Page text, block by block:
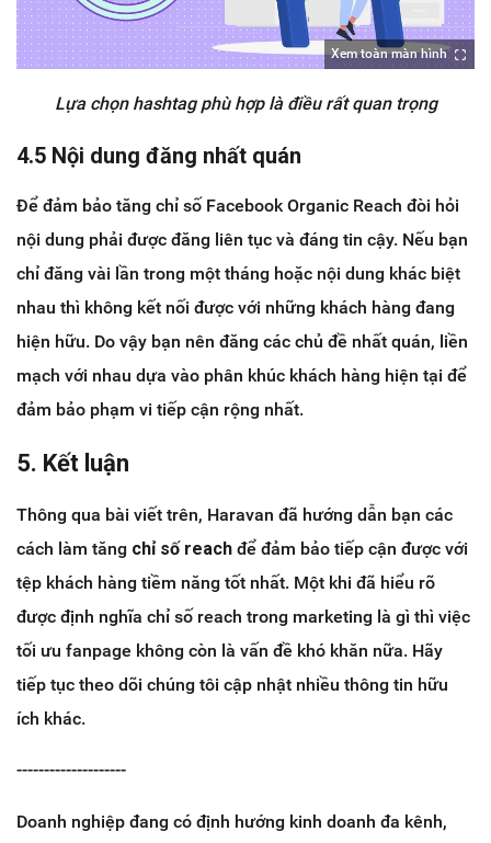
Xem toàn màn hình
Lựa chọn hashtag phù hợp là điều rất quan trọng
4.5 Nội dung đăng nhất quán
Để đảm bảo tăng chỉ số Facebook Organic Reach đòi hỏi
nội dung phải được đăng liên tục và đáng tin cậy. Nếu bạn
chỉ đăng vài lần trong một tháng hoặc nội dung khác biệt
nhau thì không kết nối được với những khách hàng đang
hiện hữu. Do vậy bạn nên đăng các chủ đề nhất quán, liền
mạch với nhau dựa vào phân khúc khách hàng hiện tại để
đảm bảo phạm vi tiếp cận rộng nhất.
5. Kết luận
Thông qua bài viết trên, Haravan đã hướng dẫn bạn các
cách làm tăng chỉ số reach để đảm bảo tiếp cận được với
tệp khách hàng tiềm năng tốt nhất. Một khi đã hiểu rõ
được định nghĩa chỉ số reach trong marketing là gì thì việc
tối ưu fanpage không còn là vấn đề khó khăn nữa. Hãy
tiếp tục theo dõi chúng tôi cập nhật nhiều thông tin hữu
ích khác.
--------------------
Doanh nghiệp đang có định hướng kinh doanh đa kênh,